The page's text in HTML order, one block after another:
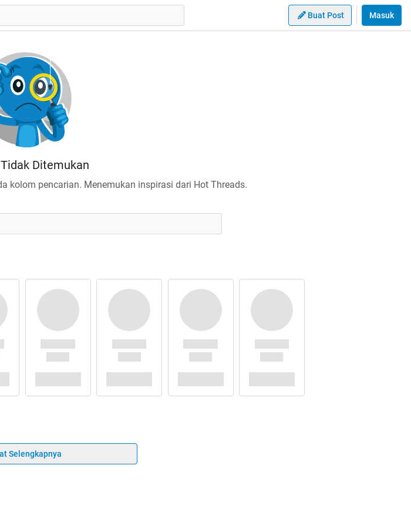
Buat Post Masuk
Ditemukan
kolom pencarian. Menemukan inspirasi dari Hot Threads.
Selengkapnya